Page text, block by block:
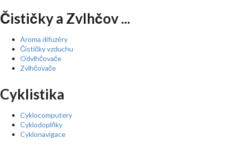
Čističky a Zvlhčov ...
Aroma difuzéry
Čističky vzduchu
Odvlhčovače
Zvlhčovače
Cyklistika
Cyklocomputery
Cyklodoplňky
Cyklonavigace